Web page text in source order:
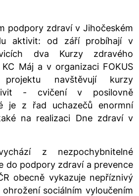
podpory zdraví v Jihočeském
aktivit: od září probíhají v
dva Kurzy zdravého
Máj a v organizaci FOKUS
navštěvují kurzy
- cvičení v posilovně
je z řad uchazečů enormní
na realizaci Dne zdraví v
z nezpochybnitelné
do podpory zdraví a prevence
obecně vykazuje nepříznivý
ohrožení sociálním vyloučením